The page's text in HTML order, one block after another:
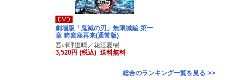
劇場版「鬼滅の刃」無限城編 第一
章 猗窩座再来(通常版)
吾峠呼世晴／花江夏樹
3,520円 (税込) 送料無料
総合のランキング一覧を見る >>